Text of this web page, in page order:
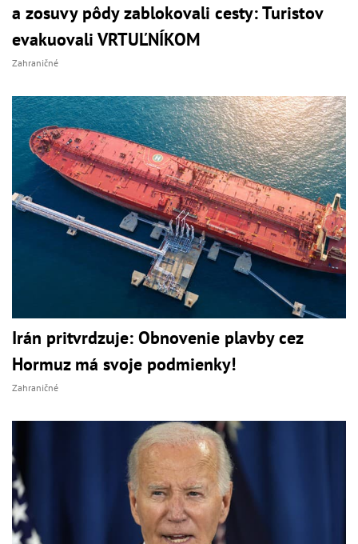
a zosuvy pôdy zablokovali cesty: Turistov
evakuovali VRTUĽNÍKOM
Zahraničné
Irán pritvrdzuje: Obnovenie plavby cez
Hormuz má svoje podmienky!
Zahraničné